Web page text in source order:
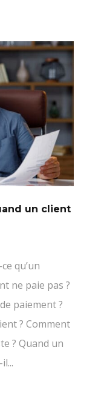
un client
qu’un
ne paie pas ?
paiement ?
? Comment
? Quand un